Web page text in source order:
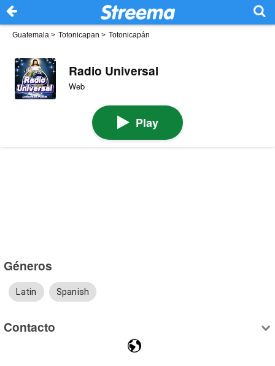
Guatemala > Totonicapan > Totonicapán
Radio Universal
Web
Play
Géneros
Latin Spanish
Contacto